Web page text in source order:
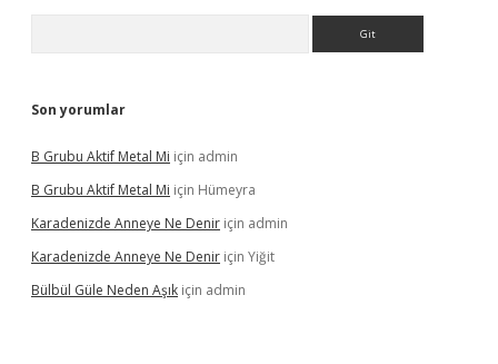
Son yorumlar
B Grubu Aktif Metal Mi için admin
B Grubu Aktif Metal Mi için Hümeyra
Karadenizde Anneye Ne Denir için admin
Karadenizde Anneye Ne Denir için Yiğit
Bülbül Güle Neden Aşık için admin